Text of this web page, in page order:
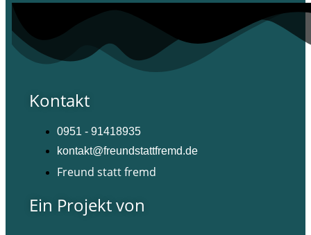
Kontakt
0951 - 91418935
kontakt@freundstattfremd.de
Freund statt fremd
Ein Projekt von